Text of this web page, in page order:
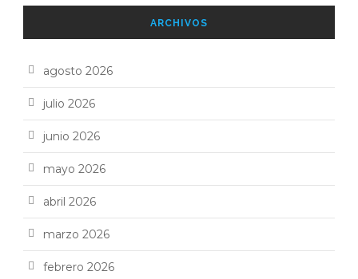
ARCHIVOS
agosto 2026
julio 2026
junio 2026
mayo 2026
abril 2026
marzo 2026
febrero 2026